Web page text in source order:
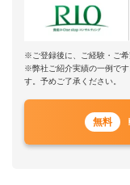
※ご登録後に、ご経験・ご希
※弊社ご紹介実績の一例で
す。予めご了承ください。
無料